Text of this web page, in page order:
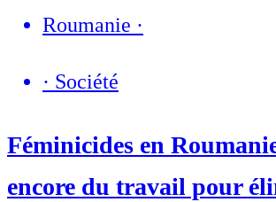
Roumanie ·
· Société
Féminicides en
encore du travail pour